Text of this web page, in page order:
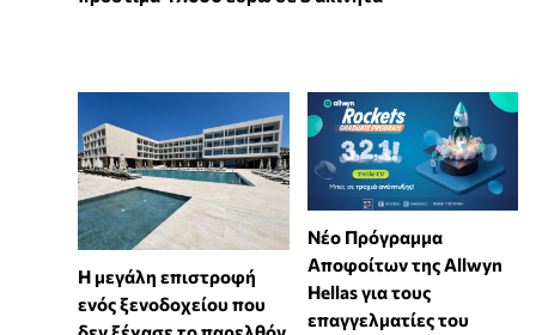
Η μεγάλη επιστροφή
ενός ξενοδοχείου που
Νέο Πρόγραμμα
Αποφοίτων της Allwyn
Hellas για τους
επαγγελματίες του